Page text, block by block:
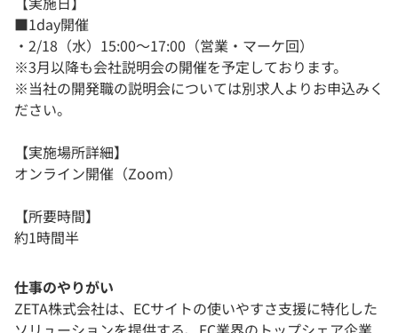
■1day開催
・2/18（水）15:00～17:00（営業・マーケ回）
※3月以降も会社説明会の開催を予定しております。
※当社の開発職の説明会については別求人よりお申込みく
ださい。
【実施場所詳細】
オンライン開催（Zoom）
【所要時間】
約1時間半
仕事のやりがい
ZETA株式会社は、ECサイトの使いやすさ支援に特化した